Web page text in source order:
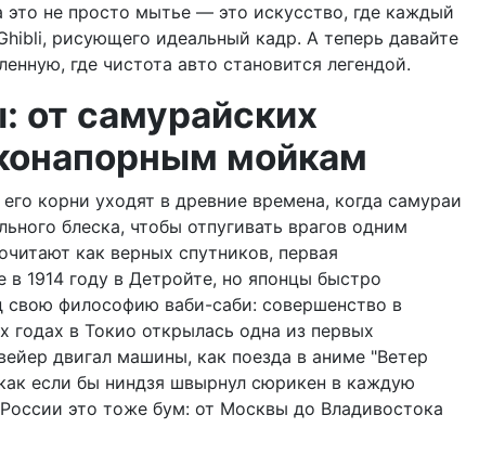
это не просто мытье — это искусство, где каждый
рисующего идеальный кадр. А теперь давайте
где чистота авто становится легендой.
от самурайских
мойкам
корни уходят в древние времена, когда самураи
блеска, чтобы отпугивать врагов одним
как верных спутников, первая
1914 году в Детройте, но японцы быстро
свою философию ваби-саби: совершенство в
годах в Токио открылась одна из первых
двигал машины, как поезда в аниме "Ветер
если бы ниндзя швырнул сюрикен в каждую
это тоже бум: от Москвы до Владивостока